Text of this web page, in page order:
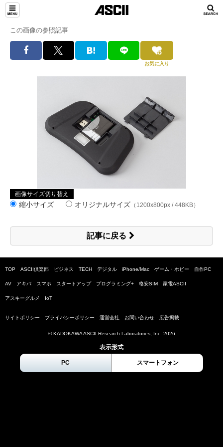
この画像の参照記事
お気に入り
画像サイズ切り替え
縮小サイズ オリジナルサイズ （1200x800px / 448KB）
記事に戻る
TOP ASCII倶楽部 ビジネス TECH デジタル iPhone/Mac ゲーム・ホビー 自作PC
AV アキバ スマホ スタートアップ プログラミング+ 格安SIM 家電ASCII
アスキーグルメ IoT
サイトポリシー プライバシーポリシー 運営会社 お問い合わせ 広告掲載
© KADOKAWA ASCII Research Laboratories, Inc. 2026
表示形式
PC スマートフォン